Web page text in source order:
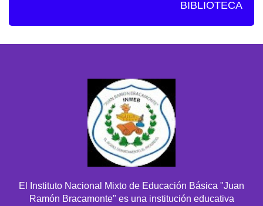
BIBLIOTECA
El Instituto Nacional Mixto de Educación Básica "Juan
Ramón Bracamonte" es una institución educativa